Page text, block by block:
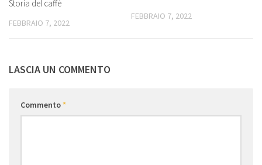
Storia del caffè
FEBBRAIO 7, 2022
FEBBRAIO 7, 2022
LASCIA UN COMMENTO
Commento*